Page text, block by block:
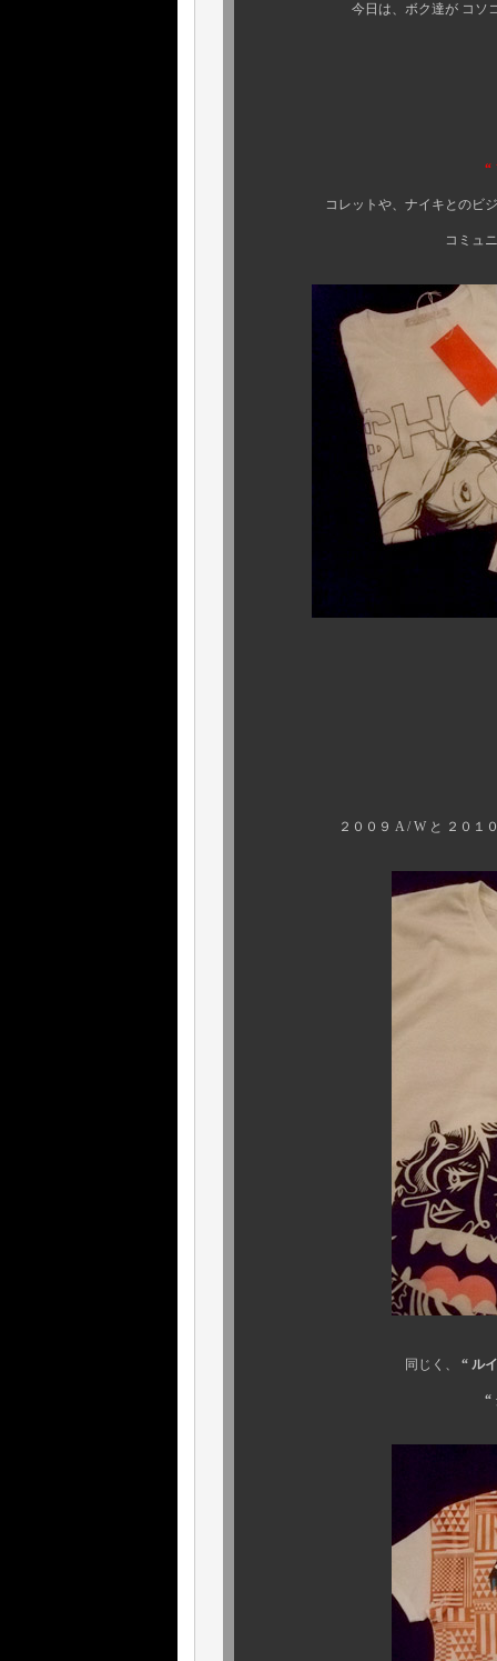
今日は、ボク達が コソコソと進
“ ソフィー・ト
コレットや、ナイキとのビジネ
コミュニケーション・ア
２００９ A / W と ２０１０ S
同じく、 “ ル
“ ダニー・サ